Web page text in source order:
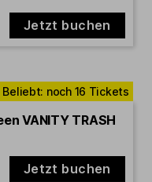
Jetzt buchen
VANITY TRASH
Jetzt buchen